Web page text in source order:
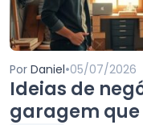
Por Daniel•05/07/2026
Ideias de
garagem que